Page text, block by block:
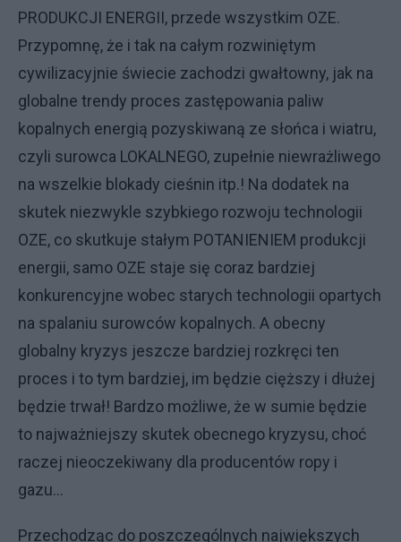
PRODUKCJI ENERGII, przede wszystkim OZE.
Przypomnę, że i tak na całym rozwiniętym
cywilizacyjnie świecie zachodzi gwałtowny, jak na
globalne trendy proces zastępowania paliw
kopalnych energią pozyskiwaną ze słońca i wiatru,
czyli surowca LOKALNEGO, zupełnie niewrażliwego
na wszelkie blokady cieśnin itp.! Na dodatek na
skutek niezwykle szybkiego rozwoju technologii
OZE, co skutkuje stałym POTANIENIEM produkcji
energii, samo OZE staje się coraz bardziej
konkurencyjne wobec starych technologii opartych
na spalaniu surowców kopalnych. A obecny
globalny kryzys jeszcze bardziej rozkręci ten
proces i to tym bardziej, im będzie cięższy i dłużej
będzie trwał! Bardzo możliwe, że w sumie będzie
to najważniejszy skutek obecnego kryzysu, choć
raczej nieoczekiwany dla producentów ropy i
gazu...
Przechodząc do poszczególnych największych